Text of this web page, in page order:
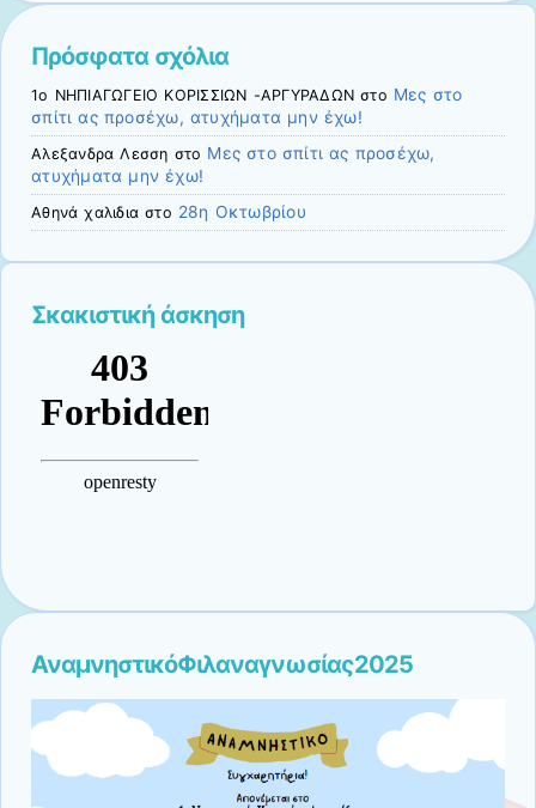
Πρόσφατα σχόλια
1ο ΝΗΠΙΑΓΩΓΕΙΟ ΚΟΡΙΣΣΙΩΝ -ΑΡΓΥΡΑΔΩΝ στο Μες στο
σπίτι ας προσέχω, ατυχήματα μην έχω!
Αλεξανδρα Λεσση στο Μες στο σπίτι ας προσέχω,
ατυχήματα μην έχω!
Αθηνά χαλιδια στο 28η Οκτωβρίου
Σκακιστική άσκηση
ΑναμνηστικόΦιλαναγνωσίας2025